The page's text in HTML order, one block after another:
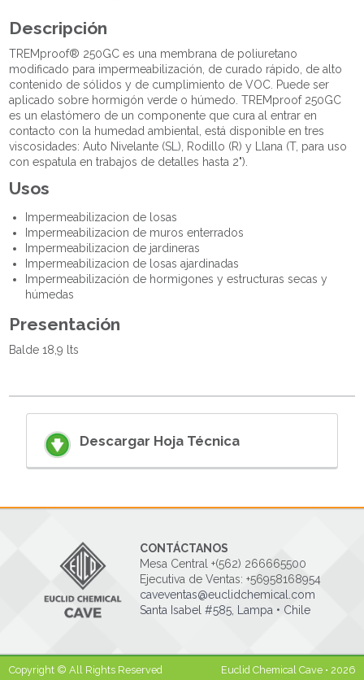
Descripción
TREMproof® 250GC es una membrana de poliuretano
modificado para impermeabilización, de curado rápido, de alto
contenido de sólidos y de cumplimiento de VOC. Puede ser
aplicado sobre hormigón verde o húmedo. TREMproof 250GC
es un elastómero de un componente que cura al entrar en
contacto con la humedad ambiental, está disponible en tres
viscosidades: Auto Nivelante (SL), Rodillo (R) y Llana (T, para uso
con espatula en trabajos de detalles hasta 2").
Usos
Impermeabilizacion de losas
Impermeabilizacion de muros enterrados
Impermeabilizacion de jardineras
Impermeabilizacion de losas ajardinadas
Impermeabilización de hormigones y estructuras secas y
húmedas
Presentación
Balde 18,9 lts
Descargar Hoja Técnica
CONTÁCTANOS
Mesa Central +(562) 266665500
Ejecutiva de Ventas: +56958168954
caveventas@euclidchemical.com
Santa Isabel #585, Lampa • Chile
Copyright © All Rights Reserved Euclid Chemical Cave • 2026